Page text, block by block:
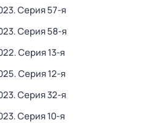
. Серия 57-я
. Серия 58-я
. Серия 13-я
. Серия 12-я
. Серия 32-я
. Серия 10-я